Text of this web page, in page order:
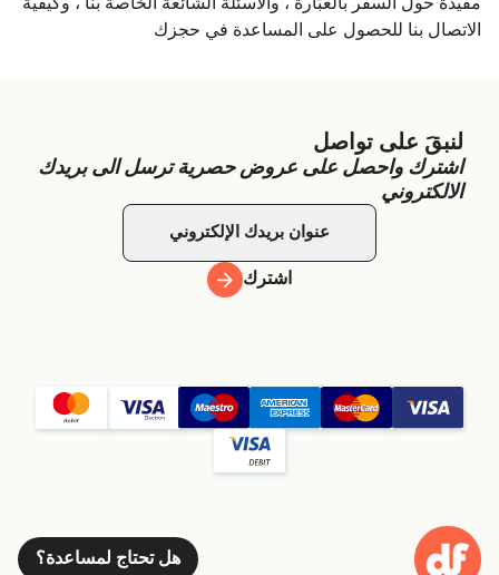
الاتصال بنا للحصول على المساعدة في حجزك
لنبقَ على تواصل
اشترك واحصل على عروض حصرية ترسل الى بريدك
الالكتروني
اشترك
هل تحتاج لمساعدة؟